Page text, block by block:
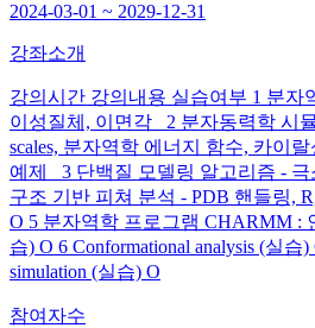
2024-03-01 ~ 2029-12-31
강좌소개
강의시간 강의내용 실습여부 1 분자
이성질체, 이면각 2 분자동력학 시
scales, 분자역학 에너지 함수, 카이
예제 3 단백질 모델링 알고리즘 -
구조 기반 피쳐 분석 - PDB 핸들링,
O 5 분자역학 프로그램 CHARMM :
습) O 6 Conformational analysis (실습
simulation (실습) O
참여자수